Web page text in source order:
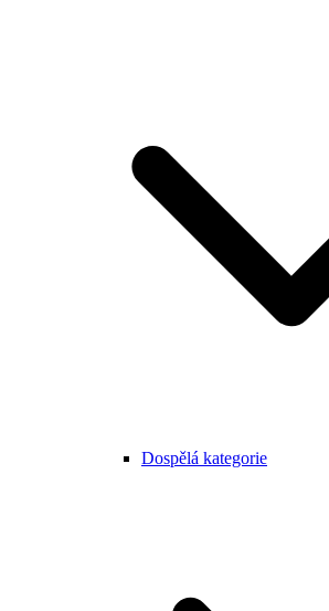
Dospělá kategorie